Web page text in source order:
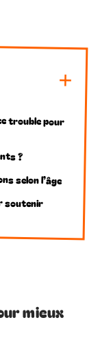
trouble pour
?
selon l’âge
soutenir
mieux